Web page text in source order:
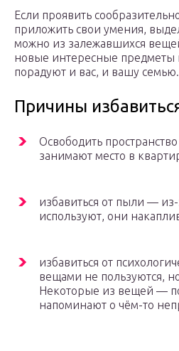
Если проявить
приложить свои умения,
можно из залежавшихся
новые интересные предметы
порадуют и вас, и вашу семью.
Причины
Освободить
занимают место в
избавиться от пыли —
используют, они
избавиться от
вещами не пользуются,
Некоторые из вещей —
напоминают о чём-то